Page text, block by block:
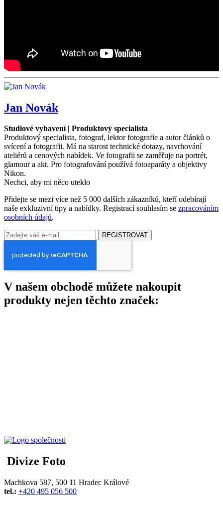
Jan Novák
Studiové vybavení | Produktový specialista
Produktový specialista, fotograf, lektor fotografie a autor článků o
svícení a fotografii. Má na starost technické dotazy, navrhování
ateliérů a cenových nabídek. Ve fotografii se zaměřuje na portrét,
glamour a akt. Pro fotografování používá fotoaparáty a objektivy
Nikon.
Nechci, aby mi něco uteklo
Přidejte se mezi více než 5 000 dalších zákazníků, kteří odebírají
naše exkluzivní tipy a nabídky. Registrací souhlasím se zpracováním
osobních údajů.
REGISTROVAT
V našem obchodě můžete nakoupit
produkty nejen těchto značek:
Divize Foto
Machkova 587, 500 11 Hradec Králové
tel.: +420 495 056 500